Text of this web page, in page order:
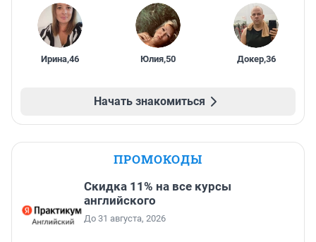
Ирина,46 Юлия,50 Докер,36
Начать знакомиться
ПРОМОКОДЫ
Скидка 11% на все курсы
английского
До 31 августа, 2026